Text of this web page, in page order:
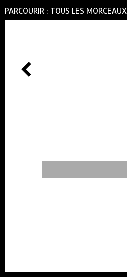
PARCOURIR : TOUS LES MORCEAUX